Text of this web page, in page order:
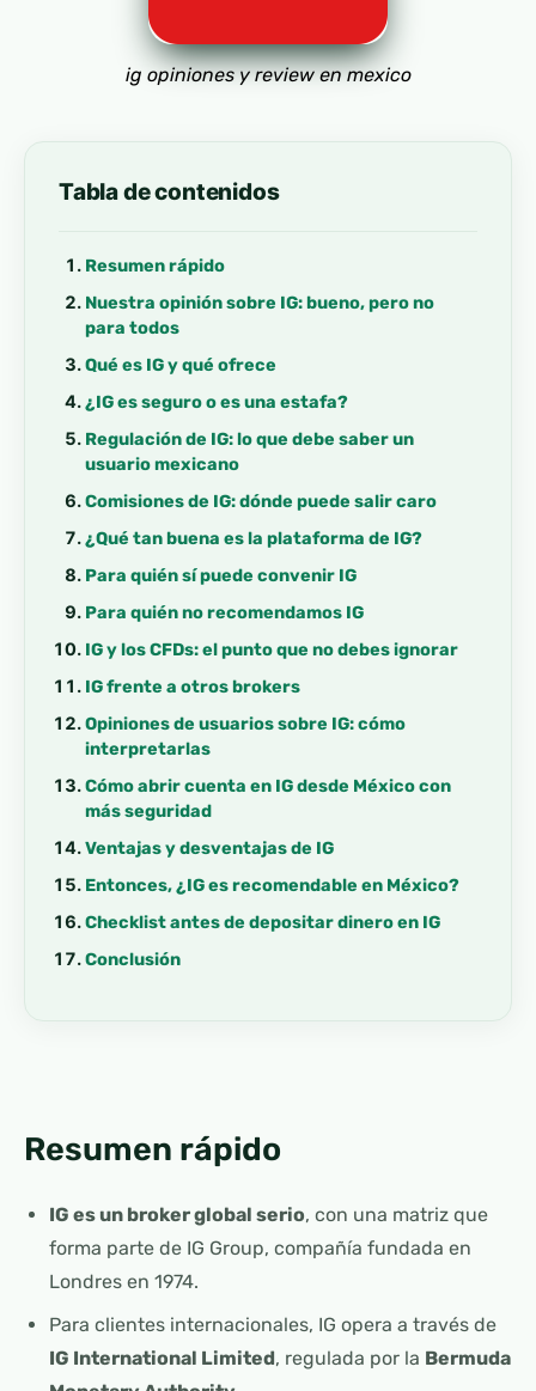
ig opiniones y review en mexico
Tabla de contenidos
Resumen rápido
Nuestra opinión sobre IG: bueno, pero no
para todos
Qué es IG y qué ofrece
¿IG es seguro o es una estafa?
Regulación de IG: lo que debe saber un
usuario mexicano
Comisiones de IG: dónde puede salir caro
¿Qué tan buena es la plataforma de IG?
Para quién sí puede convenir IG
Para quién no recomendamos IG
IG y los CFDs: el punto que no debes ignorar
IG frente a otros brokers
Opiniones de usuarios sobre IG: cómo
interpretarlas
Cómo abrir cuenta en IG desde México con
más seguridad
Ventajas y desventajas de IG
Entonces, ¿IG es recomendable en México?
Checklist antes de depositar dinero en IG
Conclusión
Resumen rápido
IG es un broker global serio, con una matriz que
forma parte de IG Group, compañía fundada en
Londres en 1974.
Para clientes internacionales, IG opera a través de
IG International Limited, regulada por la Bermuda